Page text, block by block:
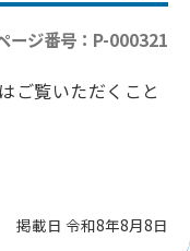
ージ番号：P-000321
ご覧いただくこと
掲載日 令和8年8月8日